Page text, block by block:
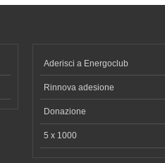
Aderisci a Energoclub
Rinnova adesione
Donazione
5 x 1000